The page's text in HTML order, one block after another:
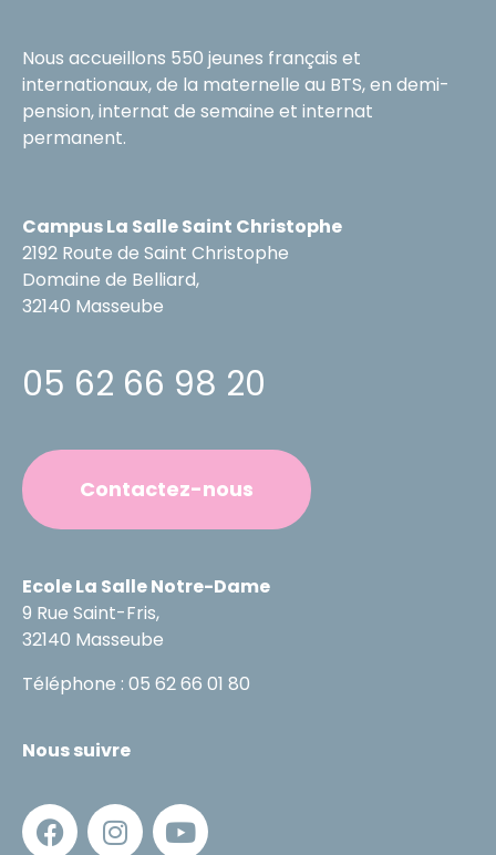
Nous accueillons 550 jeunes français et
internationaux, de la maternelle au BTS, en demi-
pension, internat de semaine et internat
permanent.
Campus La Salle Saint Christophe
2192 Route de Saint Christophe
Domaine de Belliard,
32140 Masseube
05 62 66 98 20
Contactez-nous
Ecole La Salle Notre-Dame
9 Rue Saint-Fris,
32140 Masseube
Téléphone : 05 62 66 01 80
Nous suivre